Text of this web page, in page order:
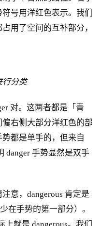
号用洋红色表示。我们
用了空间的互补部分，
行分类
对。这两者都是「青
右侧大部分洋红色的部
都是单手的，但来自
danger 手势显然是双手
意，dangerous 肯定是
在手势的第一部分）。